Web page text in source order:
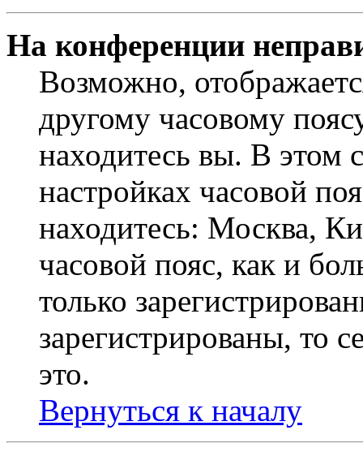
На конференции
Возможно,
другому часовому
находитесь вы. В этом
настройках часовой
находитесь: Москва,
часовой пояс, как и
только
зарегистрированы, то
это.
Вернуться к началу